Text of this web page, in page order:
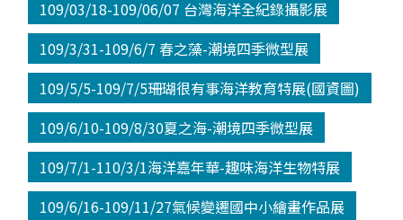
109/03/18-109/06/07 台灣海洋全紀錄攝影展
109/3/31-109/6/7 春之藻-潮境四季微型展
109/5/5-109/7/5珊瑚很有事海洋教育特展(國資圖)
109/6/10-109/8/30夏之海-潮境四季微型展
109/7/1-110/3/1海洋嘉年華-趣味海洋生物特展
109/6/16-109/11/27氣候變遷國中小繪畫作品展